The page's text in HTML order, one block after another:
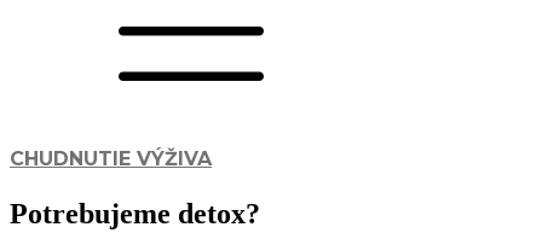
CHUDNUTIE VÝŽIVA
Potrebujeme detox?